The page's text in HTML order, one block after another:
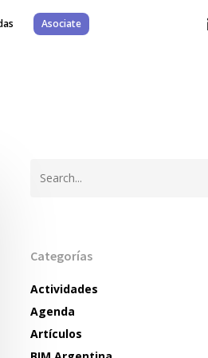
Asociate
Categorías
Actividades
Agenda
Artículos